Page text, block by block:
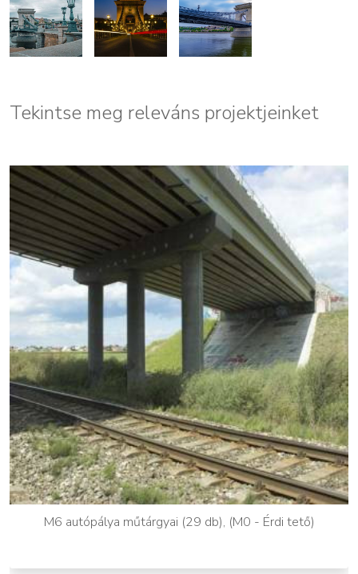
Tekintse meg releváns projektjeinket
M6 autópálya műtárgyai (29 db), (M0 - Érdi tető)